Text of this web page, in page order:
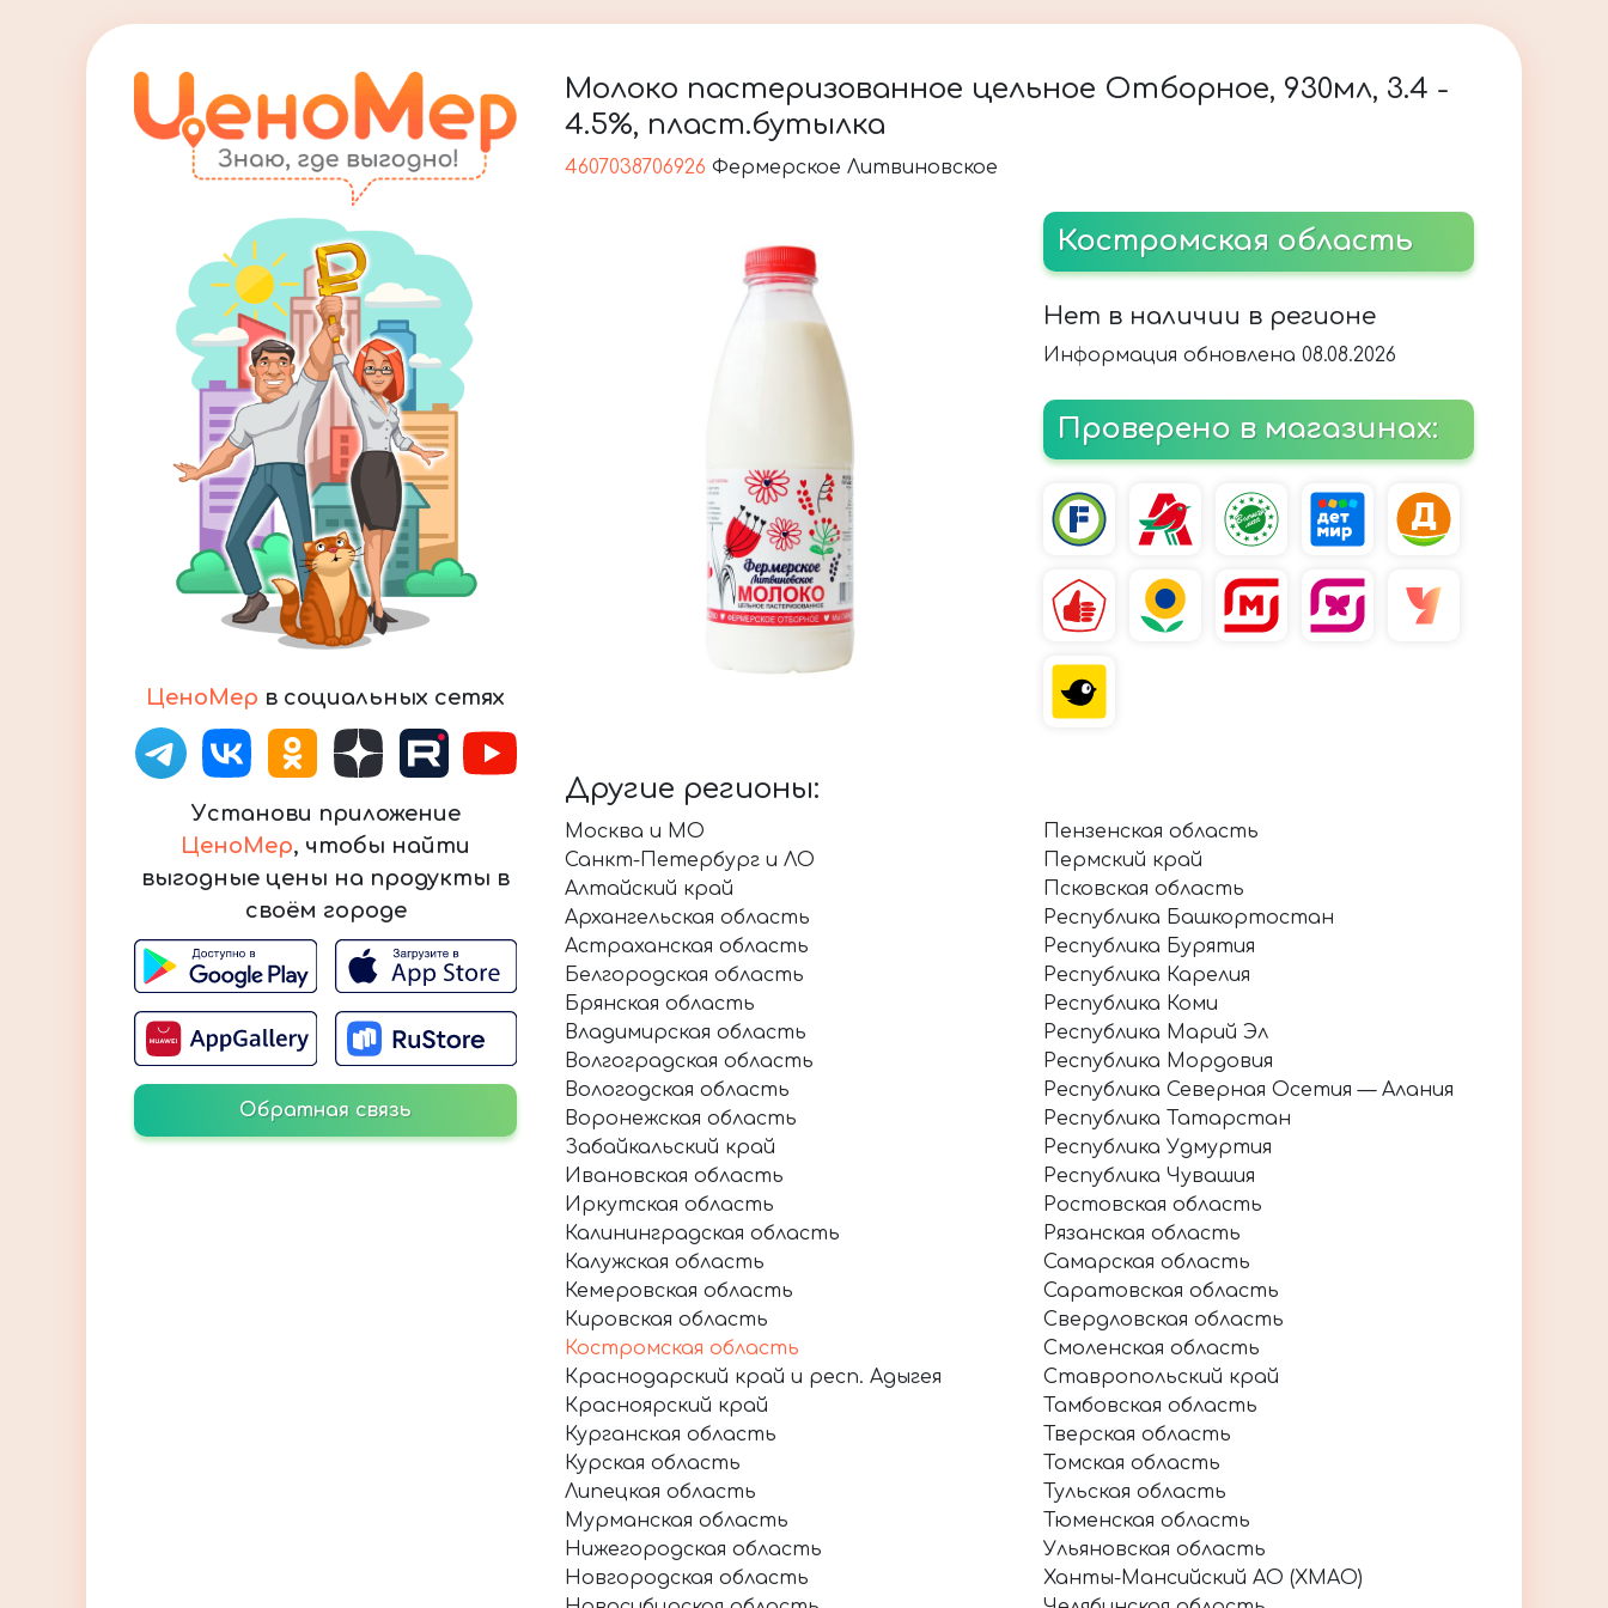
ЦеноМер в социальных сетях
Установи приложение
ЦеноМер, чтобы найти
выгодные цены на продукты в
своём городе
Обратная связь
Молоко пастеризованное цельное Отборное, 930мл, 3.4 -
4.5%, пласт.бутылка
4607038706926 Фермерское Литвиновское
Костромская область
Нет в наличии в регионе
Информация обновлена 08.08.2026
Проверено в магазинах:
Другие регионы:
Москва и МО
Санкт-Петербург и ЛО
Алтайский край
Архангельская область
Астраханская область
Белгородская область
Брянская область
Владимирская область
Волгоградская область
Вологодская область
Воронежская область
Забайкальский край
Ивановская область
Иркутская область
Калининградская область
Калужская область
Кемеровская область
Кировская область
Костромская область
Краснодарский край и респ. Адыгея
Красноярский край
Курганская область
Курская область
Липецкая область
Мурманская область
Нижегородская область
Новгородская область
Пензенская область
Пермский край
Псковская область
Республика Башкортостан
Республика Бурятия
Республика Карелия
Республика Коми
Республика Марий Эл
Республика Мордовия
Республика Северная Осетия — Алания
Республика Татарстан
Республика Удмуртия
Республика Чувашия
Ростовская область
Рязанская область
Самарская область
Саратовская область
Свердловская область
Смоленская область
Ставропольский край
Тамбовская область
Тверская область
Томская область
Тульская область
Тюменская область
Ульяновская область
Ханты-Мансийский АО (ХМАО)